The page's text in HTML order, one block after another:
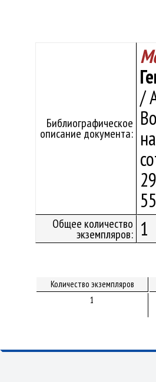
Библиографическое
описание документа:
/
Общее количество
экземпляров: 1
Количество экземпляров
1